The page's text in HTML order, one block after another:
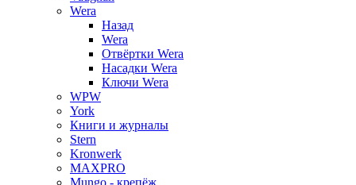
Wera
Назад
Wera
Отвёртки Wera
Насадки Wera
Ключи Wera
WPW
York
Книги и журналы
Stern
Kronwerk
MAXPRO
Mungo - крепёж